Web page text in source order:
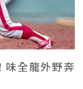
味全龍外野奔